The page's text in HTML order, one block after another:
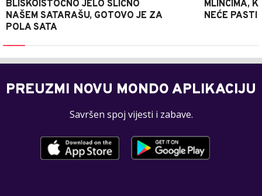
BLISKOISTOČNO JELO SLIČNO
NAŠEM SATARAŠU, GOTOVO JE ZA
POLA SATA
MLINCIMA,
NEĆE PASTI
PREUZMI NOVU MONDO APLIKACIJU
Savršen spoj vijesti i zabave.